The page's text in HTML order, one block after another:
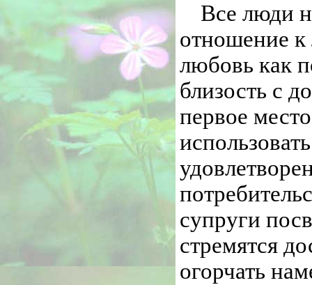
Все люди
отношение
любовь как
близость с
первое
супруги
стремятся
огорчать